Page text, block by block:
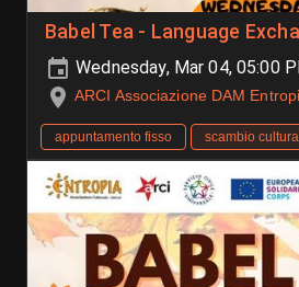
Babel Tea - Language
Wednesday, Mar 04, 05:00
ARCI Associazione DAM
appuntamento fisso scambio